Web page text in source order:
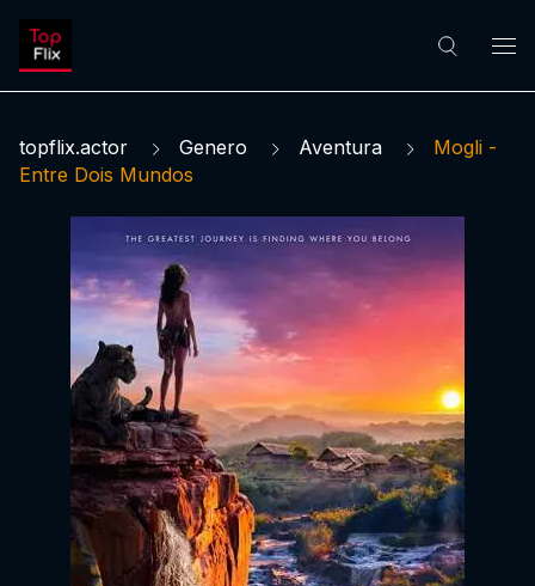
topflix.actor Genero Aventura
Mogli -
Entre Dois Mundos